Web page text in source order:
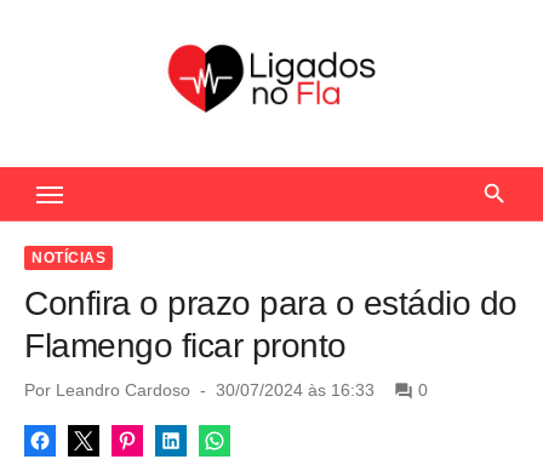
c
NOTÍCIAS
Confira o prazo para o estádio do
Flamengo ficar pronto
Por Leandro Cardoso
P
s
t
30/07/2024 às 16:33 0